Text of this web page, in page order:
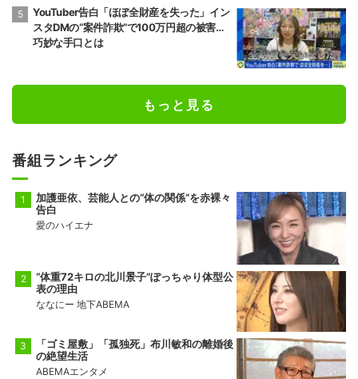
YouTuber告白「ほぼ全財産を失った」イン
スタDMの“案件詐欺”で100万円超の被害…
巧妙な手口とは
もっと見る
番組ランキング
加護亜依、芸能人との“体の関係”を赤裸々
告白
愛のハイエナ
“体重72キロの北川景子”ぽっちゃり体型公
表の理由
ななにー 地下ABEMA
「ゴミ屋敷」「孤独死」布川敏和の離婚後
の絶望生活
ABEMAエンタメ